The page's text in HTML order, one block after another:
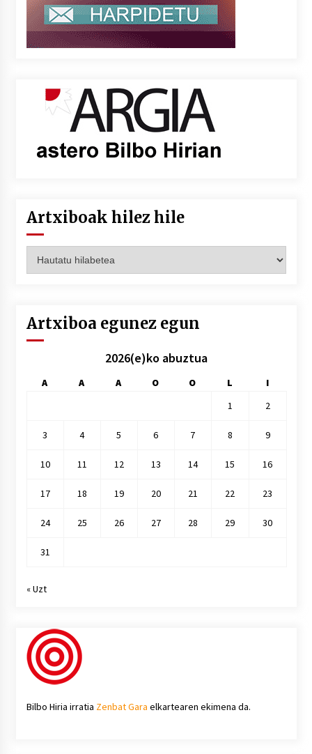
Artxiboak hilez hile
hilez
Artxiboa egunez egun
2026(e)ko abuztua
A A A O O L
I
1
2
3 4 5 6 7 8 9
10 11 12 13 14 15 16
17 18 19 20 21 22 23
24 25 26 27 28 29 30
31
« Uzt
Bilbo Hiria irratia Zenbat Gara elkartearen ekimena da.